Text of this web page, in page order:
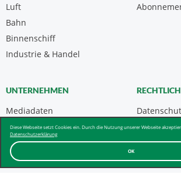
OK
Diese Webseite setzt Cookies ein. Durch die Nutzung unserer Webseite
Datenschutzerklärung
Luft
Bahn
Binnenschiff
Industrie & Handel
UNTERNEHMEN
Mediadaten
Kontakt
Über uns & AGB
Impressum